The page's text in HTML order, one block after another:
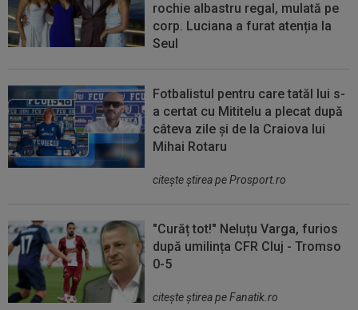
rochie albastru regal, mulată pe
corp. Luciana a furat atenția la
Seul
Fotbalistul pentru care tatăl lui s-
a certat cu Mititelu a plecat după
câteva zile și de la Craiova lui
Mihai Rotaru
citeşte ştirea pe Prosport.ro
"Curăț tot!" Neluțu Varga, furios
după umilința CFR Cluj - Tromso
0-5
citeşte ştirea pe Fanatik.ro